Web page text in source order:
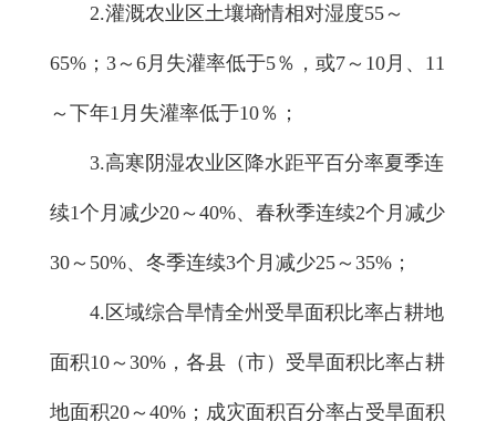
2.灌溉农业区土壤墒情相对湿度55～
65%；3～6月失灌率低于5％，或7～10月、11
～下年1月失灌率低于10％；
3.高寒阴湿农业区降水距平百分率夏季连
续1个月减少20～40%、春秋季连续2个月减少
30～50%、冬季连续3个月减少25～35%；
4.区域综合旱情全州受旱面积比率占耕地
面积10～30%，各县（市）受旱面积比率占耕
地面积20～40%；成灾面积百分率占受旱面积